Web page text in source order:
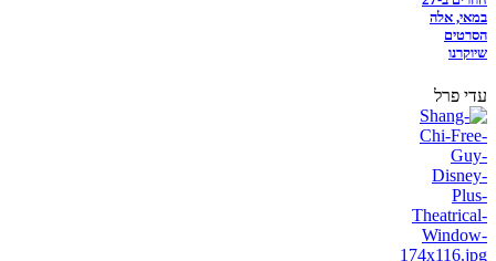
במאי, אלה
הסרטים
שיוקרנו
עדי פרל